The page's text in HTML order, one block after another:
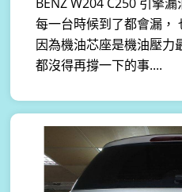
每一台時候到了都會漏，
因為機油芯座是機油壓力
都沒得再撐一下的事....